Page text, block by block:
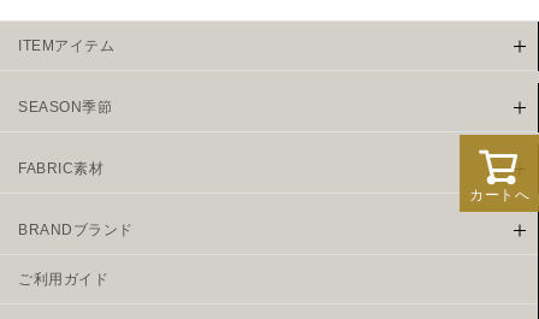
カートへ
ITEMアイテム
SEASON季節
FABRIC素材
BRANDブランド
ご利用ガイド